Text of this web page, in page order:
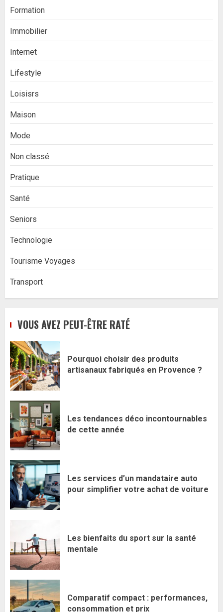
Formation
Immobilier
Internet
Lifestyle
Loisisrs
Maison
Mode
Non classé
Pratique
Santé
Seniors
Technologie
Tourisme Voyages
Transport
VOUS AVEZ PEUT-ÊTRE RATÉ
Pourquoi choisir des produits
artisanaux fabriqués en Provence ?
Les tendances déco incontournables
de cette année
Les services d’un mandataire auto
pour simplifier votre achat de voiture
Les bienfaits du sport sur la santé
mentale
Comparatif compact : performances,
consommation et prix